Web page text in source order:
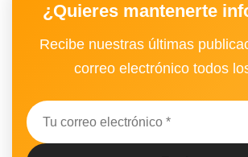
¿Quieres mantenerte
Recibe nuestras últimas
correo electrónico todos